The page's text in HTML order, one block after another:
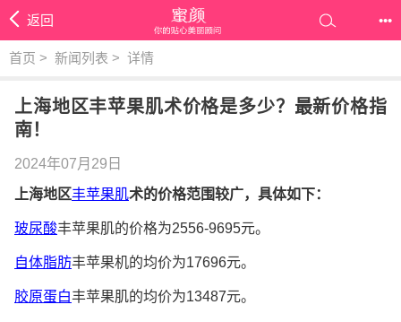
返回 •••
首页 > 新闻列表 > 详情
上海地区丰苹果肌术价格是多少？最新价格指
南！
2024年07月29日
上海地区丰苹果肌术的价格范围较广，具体如下：
玻尿酸丰苹果肌的价格为2556-9695元。
自体脂肪丰苹果机的均价为17696元。
胶原蛋白丰苹果肌的均价为13487元。